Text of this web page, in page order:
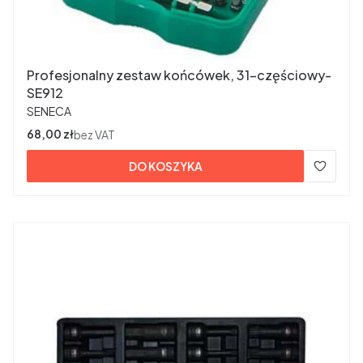
Profesjonalny zestaw końcówek, 31-częściowy-
SE912
PRODUCENT
SENECA
Cena
68,00 złbez VAT
DO KOSZYKA